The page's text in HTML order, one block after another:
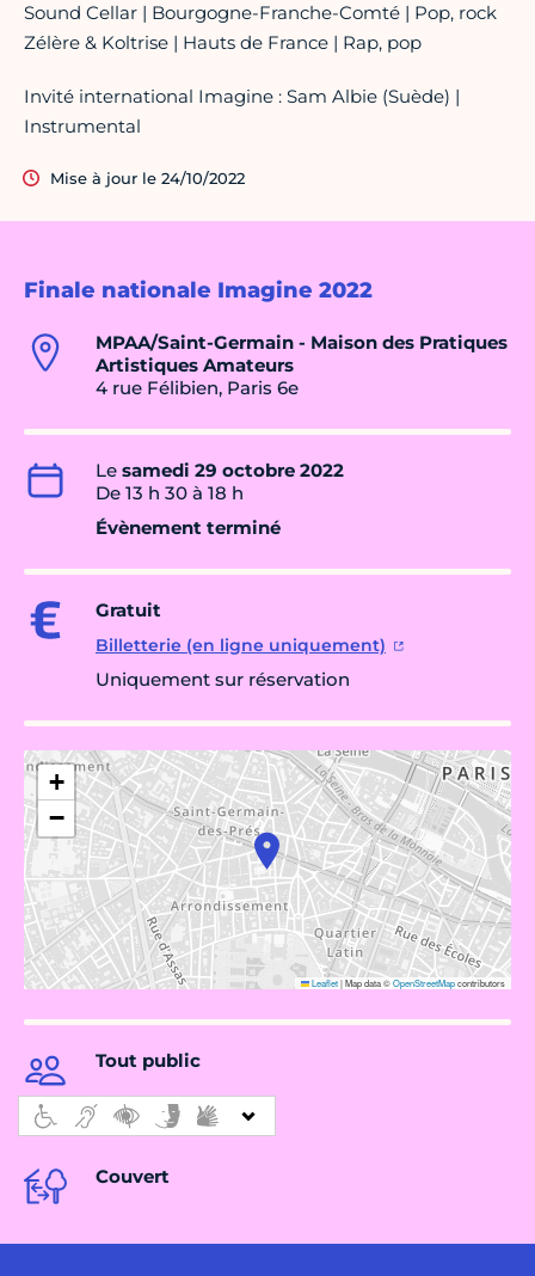
Finale nationale Imagine 2022
MPAA/Saint-Germain - Maison des Pratiques
Artistiques Amateurs
4 rue Félibien, Paris 6e
Le samedi 29 octobre 2022
De 13 h 30 à 18 h
Évènement terminé
Gratuit
Billetterie (en ligne uniquement)
Uniquement sur réservation
+
−
Leaflet|Map data ©OpenStreetMapcontributors
Tout public
Couvert
Sound Cellar | Bourgogne-Franche-Comté | Pop, rock
Zélère & Koltrise | Hauts de France | Rap, pop
Invité international Imagine : Sam Albie (Suède) |
Instrumental
Mise à jour le 24/10/2022